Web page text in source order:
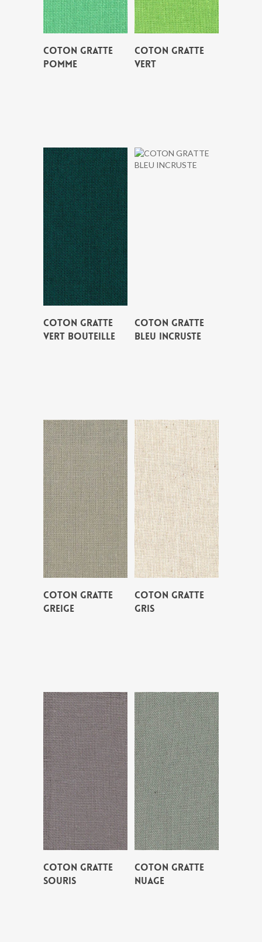
COTON GRATTE
POMME
COTON GRATTE
VERT
COTON GRATTE
VERT BOUTEILLE
COTON GRATTE
BLEU INCRUSTE
COTON GRATTE
GREIGE
COTON GRATTE
GRIS
COTON GRATTE
SOURIS
COTON GRATTE
NUAGE